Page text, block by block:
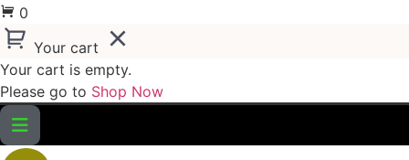
0
Your cart
Your cart is empty.
Please go to Shop Now